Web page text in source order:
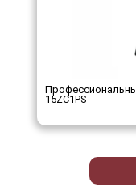
15ZC1PS